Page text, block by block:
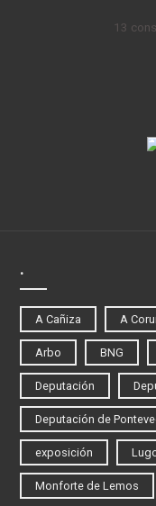
13
.
A Cañiza A
Arbo BNG
Deputación
Deputación de
exposición
Monforte de Lemos